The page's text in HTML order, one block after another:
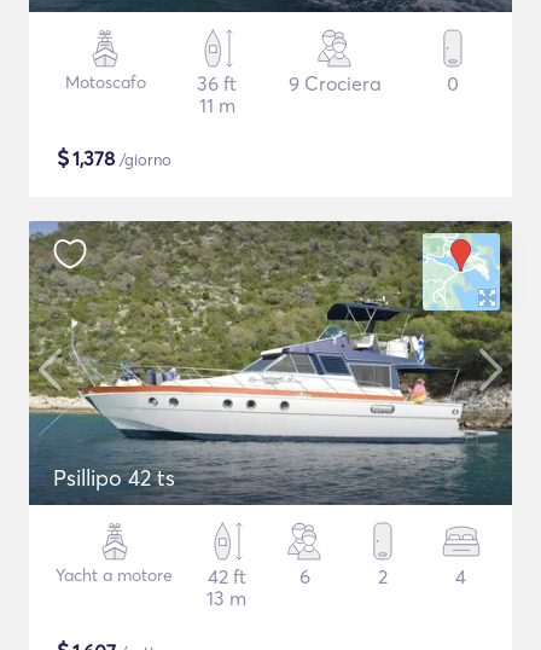
Motoscafo
36 ft
11 m
9 Crociera 0
$1,378 /giorno
Psillipo 42 ts
Yacht a motore
42 ft
13 m
6 2 4